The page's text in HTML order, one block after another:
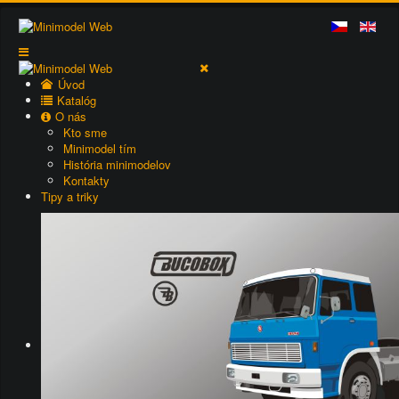
Úvod
Katalóg
O nás
Kto sme
Minimodel tím
História minimodelov
Kontakty
Tipy a triky